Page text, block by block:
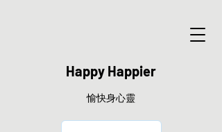
Happy Happier
愉快身心靈